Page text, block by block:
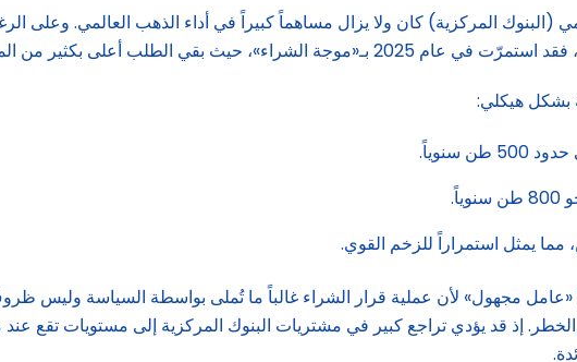
المركزية) كان ولا يزال مساهماً كبيراً في أداء الذهب العالمي. وعلى
بشكل هيكلي:
«عامل مجهول» لأن عملية قرار الشراء غالباً ما تُملى بواسطة السياسة وليس
واحدة، وهي سيناريو الخطر. إذ قد يؤدي تراجع كبير في مشتريات البنوك المركزية إلى